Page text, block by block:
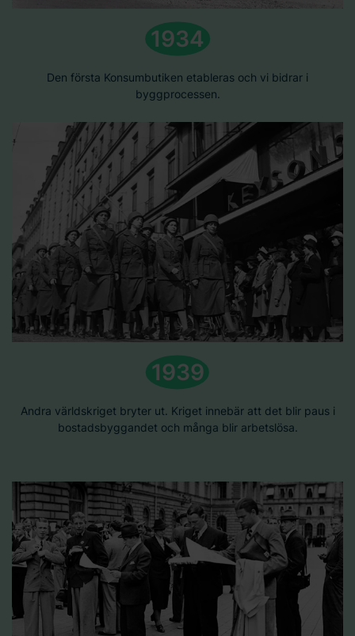
1934
Den första Konsumbutiken etableras och vi bidrar i
byggprocessen.
1939
Andra världskriget bryter ut. Kriget innebär att det blir paus i
bostadsbyggandet och många blir arbetslösa.